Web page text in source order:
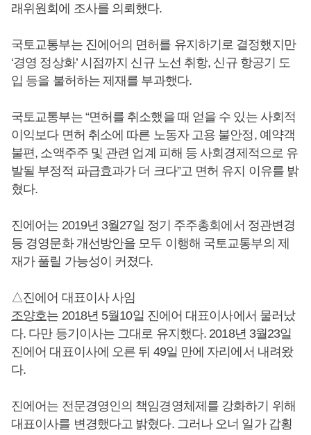
래위원회에 조사를 의뢰했다.
국토교통부는 진에어의 면허를 유지하기로 결정했지만
‘경영 정상화’ 시점까지 신규 노선 취항, 신규 항공기 도
입 등을 불허하는 제재를 부과했다.
국토교통부는 “면허를 취소했을 때 얻을 수 있는 사회적
이익보다 면허 취소에 따른 노동자 고용 불안정, 예약객
불편, 소액주주 및 관련 업계 피해 등 사회경제적으로 유
발될 부정적 파급효과가 더 크다”고 면허 유지 이유를 밝
혔다.
진에어는 2019년 3월27일 정기 주주총회에서 정관변경
등 경영문화 개선방안을 모두 이행해 국토교통부의 제
재가 풀릴 가능성이 커졌다.
△진에어 대표이사 사임
조양호는 2018년 5월10일 진에어 대표이사에서 물러났
다. 다만 등기이사는 그대로 유지했다. 2018년 3월23일
진에어 대표이사에 오른 뒤 49일 만에 자리에서 내려왔
다.
진에어는 전문경영인의 책임경영체제를 강화하기 위해
대표이사를 변경했다고 밝혔다. 그러나 오너 일가 갑횡